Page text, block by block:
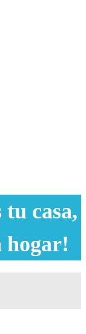
tu casa,
hogar!